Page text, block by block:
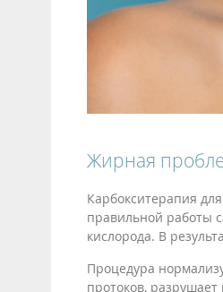
Жирная
Карбокситерапия
правильной работы
кислорода. В
Процедура
протоков,